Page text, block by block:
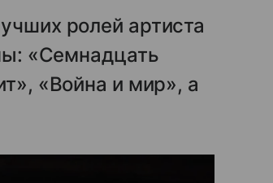
ролей артиста
«Семнадцать
«Война и мир», а